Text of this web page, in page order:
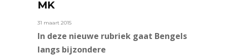
MK
31 maart 2015
In deze nieuwe rubriek gaat Bengels
langs bijzondere